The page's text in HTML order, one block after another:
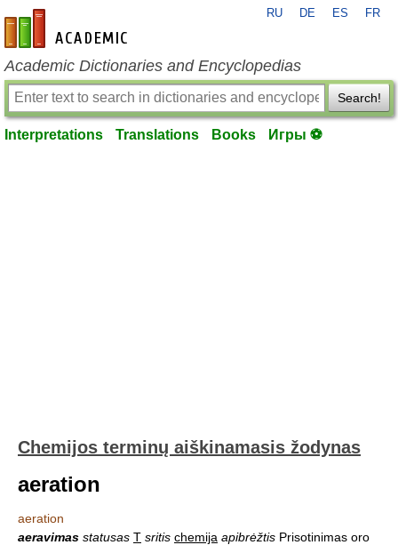
en-academic.com
RU DE ES FR
Academic Dictionaries and Encyclopedias
Search!
Interpretations Translations Books Игры ⚽
Chemijos terminų aiškinamasis žodynas
aeration
aeration
aeravimas statusas T sritis chemija apibrėžtis Prisotinimas oro